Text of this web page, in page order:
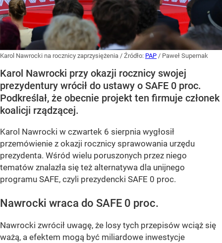
Karol Nawrocki na rocznicy zaprzysiężenia / Źródło: PAP / Paweł Supernak
Karol Nawrocki przy okazji rocznicy swojej
prezydentury wrócił do ustawy o SAFE 0 proc.
Podkreślał, że obecnie projekt ten firmuje członek
koalicji rządzącej.
Karol Nawrocki w czwartek 6 sierpnia wygłosił
przemówienie z okazji rocznicy sprawowania urzędu
prezydenta. Wśród wielu poruszonych przez niego
tematów znalazła się też alternatywa dla unijnego
programu SAFE, czyli prezydencki SAFE 0 proc.
Nawrocki wraca do SAFE 0 proc.
Nawrocki zwrócił uwagę, że losy tych przepisów wciąż się
ważą, a efektem mogą być miliardowe inwestycje